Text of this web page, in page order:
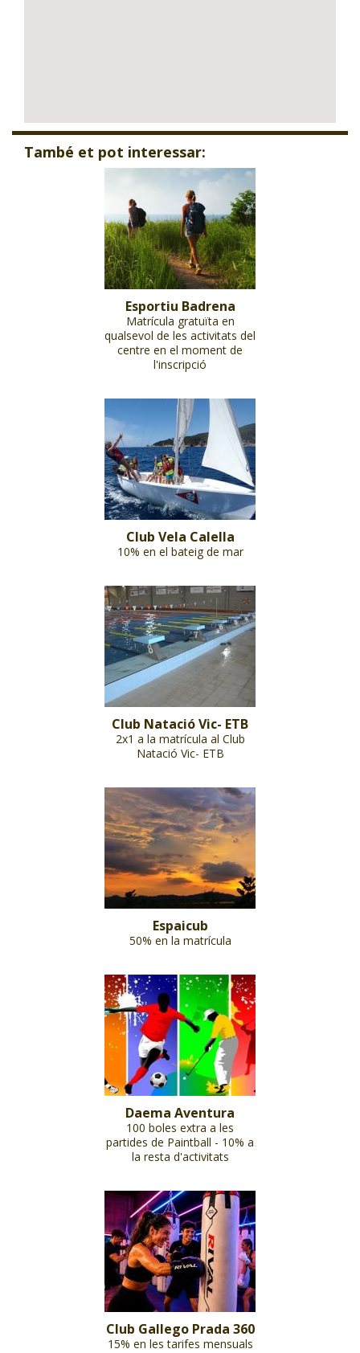
També et pot interessar:
Esportiu Badrena
Matrícula gratuïta en
qualsevol de les activitats del
centre en el moment de
l'inscripció
Club Vela Calella
10% en el bateig de mar
Club Natació Vic- ETB
2x1 a la matrícula al Club
Natació Vic- ETB
Espaicub
50% en la matrícula
Daema Aventura
100 boles extra a les
partides de Paintball - 10% a
la resta d'activitats
Club Gallego Prada 360
15% en les tarifes mensuals